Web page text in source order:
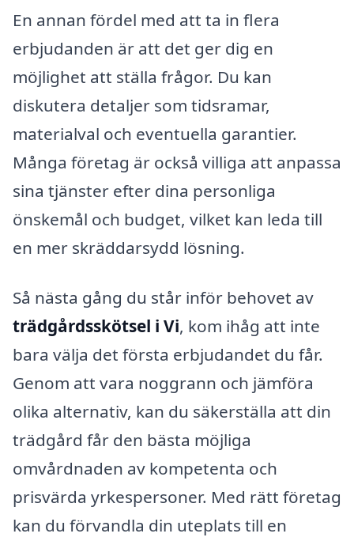
En annan fördel med att ta in flera
erbjudanden är att det ger dig en
möjlighet att ställa frågor. Du kan
diskutera detaljer som tidsramar,
materialval och eventuella garantier.
Många företag är också villiga att anpassa
sina tjänster efter dina personliga
önskemål och budget, vilket kan leda till
en mer skräddarsydd lösning.
Så nästa gång du står inför behovet av
trädgårdsskötsel i Vi, kom ihåg att inte
bara välja det första erbjudandet du får.
Genom att vara noggrann och jämföra
olika alternativ, kan du säkerställa att din
trädgård får den bästa möjliga
omvårdnaden av kompetenta och
prisvärda yrkespersoner. Med rätt företag
kan du förvandla din uteplats till en